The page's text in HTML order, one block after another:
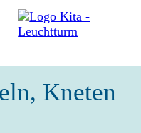
Kneten